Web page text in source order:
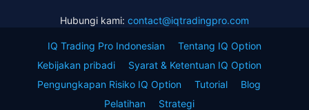
Hubungi kami: contact@iqtradingpro.com
IQ Trading Pro Indonesian
Tentang IQ Option
Kebijakan pribadi
Syarat & Ketentuan IQ Option
Pengungkapan Risiko IQ Option
Tutorial
Blog
Pelatihan
Strategi